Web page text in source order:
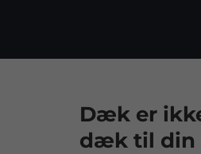
Dæk er
dæk til din